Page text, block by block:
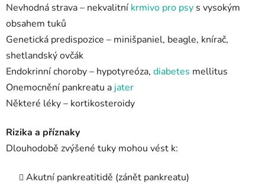
Nevhodná strava – nekvalitní krmivo pro psy s vysokým
obsahem tuků
Genetická predispozice – minišpaniel, beagle, knírač,
shetlandský ovčák
Endokrinní choroby – hypotyreóza, diabetes mellitus
Onemocnění pankreatu ajater
Některé léky – kortikosteroidy
Rizika a příznaky
Dlouhodobě zvýšené tuky mohou vést k:
Akutní pankreatitidě (zánět pankreatu)